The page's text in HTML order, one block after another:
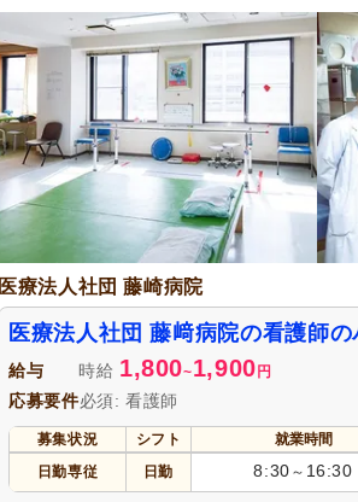
医療法人社団 藤崎病院
医療法人社団 藤﨑病院の看護師
給与 時給 1,800~1,900 円
応募要件必須: 看護師
募集状況 シフト 就業時間
日勤専従
日勤 8:30 ～ 16:30